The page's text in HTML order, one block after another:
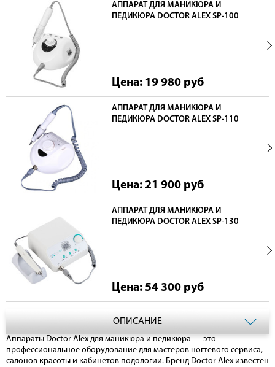
АППАРАТ ДЛЯ МАНИКЮРА И
ПЕДИКЮРА DOCTOR ALEX SP-100
Цена: 19 980 руб
АППАРАТ ДЛЯ МАНИКЮРА И
ПЕДИКЮРА DOCTOR ALEX SP-110
Цена: 21 900 руб
АППАРАТ ДЛЯ МАНИКЮРА И
ПЕДИКЮРА DOCTOR ALEX SP-130
Цена: 54 300 руб
ОПИСАНИЕ
Аппараты Doctor Alex для маникюра и педикюра — это
профессиональное оборудование для мастеров ногтевого сервиса,
салонов красоты и кабинетов подологии. Бренд Doctor Alex известен